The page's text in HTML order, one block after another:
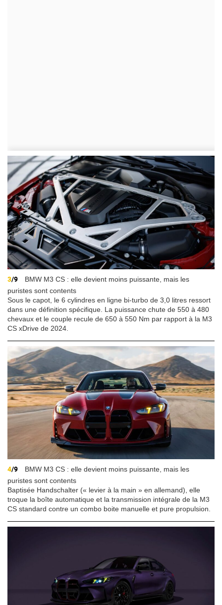
3/9
BMW M3 CS : elle devient moins puissante, mais les
puristes sont contents
Sous le capot, le 6 cylindres en ligne bi-turbo de 3,0 litres ressort
dans une définition spécifique. La puissance chute de 550 à 480
chevaux et le couple recule de 650 à 550 Nm par rapport à la M3
CS xDrive de 2024.
4/9
BMW M3 CS : elle devient moins puissante, mais les
puristes sont contents
Baptisée Handschalter (« levier à la main » en allemand), elle
troque la boîte automatique et la transmission intégrale de la M3
CS standard contre un combo boite manuelle et pure propulsion.